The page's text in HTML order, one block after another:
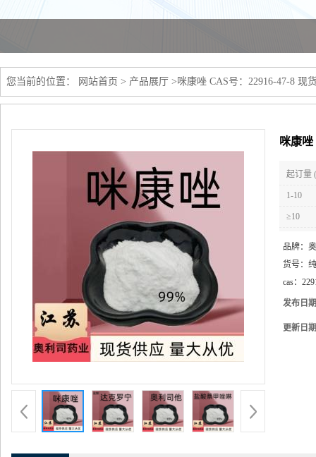
您当前的位置： 网站首页 > 产品展厅 >咪康唑 CAS号：22916-47-8 现
咪康唑
起订量
1-10
≥10
品牌：
货号：
cas：
发布日
更新日